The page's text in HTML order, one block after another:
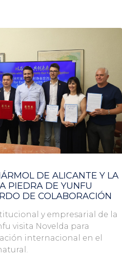
DE ALICANTE Y LA
PIEDRA DE YUNFU
DE COLABORACIÓN
y empresarial de la
visita Novelda para
internacional en el